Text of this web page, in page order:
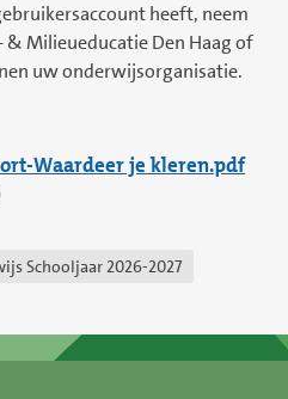
heeft, neem
Milieueducatie Den Haag of
uw onderwijsorganisatie.
Waardeer je kleren.pdf
Schooljaar 2026-2027